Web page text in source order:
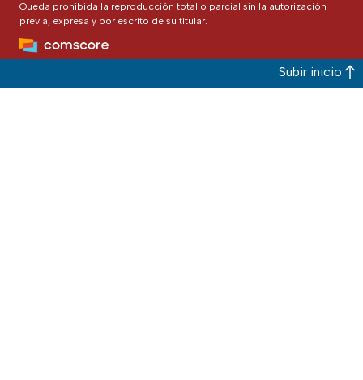
Queda prohibida la reproducción total o parcial sin la autorización
previa, expresa y por escrito de su titular.
Subir inicio